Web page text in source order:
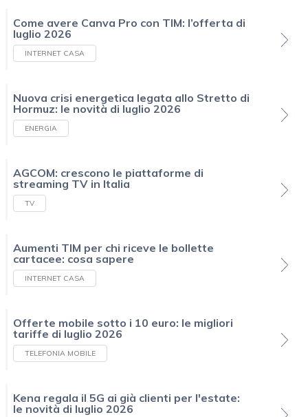
Come avere Canva Pro con TIM: l’offerta di
luglio 2026
INTERNET CASA
Nuova crisi energetica legata allo Stretto di
Hormuz: le novità di luglio 2026
ENERGIA
AGCOM: crescono le piattaforme di
streaming TV in Italia
TV
Aumenti TIM per chi riceve le bollette
cartacee: cosa sapere
INTERNET CASA
Offerte mobile sotto i 10 euro: le migliori
tariffe di luglio 2026
TELEFONIA MOBILE
Kena regala il 5G ai già clienti per l'estate:
le novità di luglio 2026